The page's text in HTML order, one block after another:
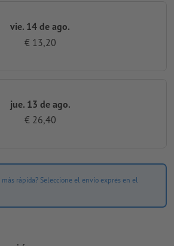
vie. 14 de ago.
€ 13,20
jue. 13 de ago.
€ 26,40
más rápida? Seleccione el envío exprés en el